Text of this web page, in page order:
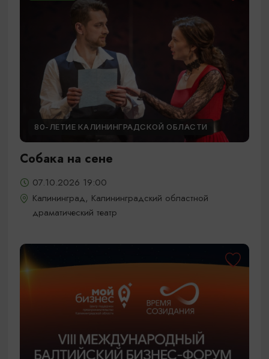
80-ЛЕТИЕ КАЛИНИНГРАДСКОЙ ОБЛАСТИ
Собака на сене
07.10.2026 19:00
Калининград, Калининградский областной
драматический театр